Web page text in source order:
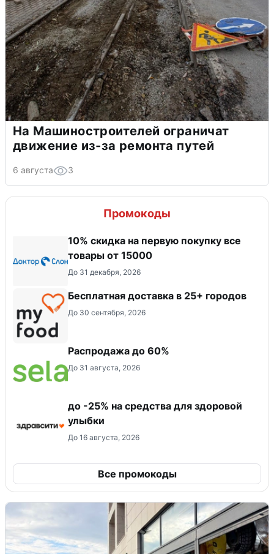
На Машиностроителей ограничат
движение из-за ремонта путей
6 августа 3
Промокоды
10% скидка на первую покупку все
товары от 15000
До 31 декабря, 2026
Бесплатная доставка в 25+ городов
До 30 сентября, 2026
Распродажа до 60%
До 31 августа, 2026
до -25% на средства для здоровой
улыбки
До 16 августа, 2026
Все промокоды